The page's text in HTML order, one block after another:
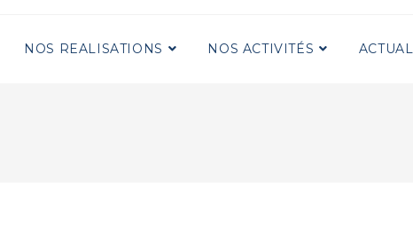
NOS REALISATIONS NOS ACTIVITÉS